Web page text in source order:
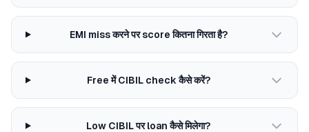
EMI miss करने पर score कितना गिरता है?
Free में CIBIL check कैसे करें?
Low CIBIL पर loan कैसे मिलेगा?